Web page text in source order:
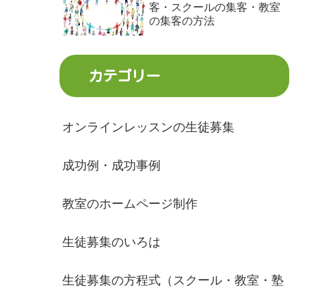
客・スクールの集客・教室
の集客の方法
カテゴリー
オンラインレッスンの生徒募集
成功例・成功事例
教室のホームページ制作
生徒募集のいろは
生徒募集の方程式（スクール・教室・塾